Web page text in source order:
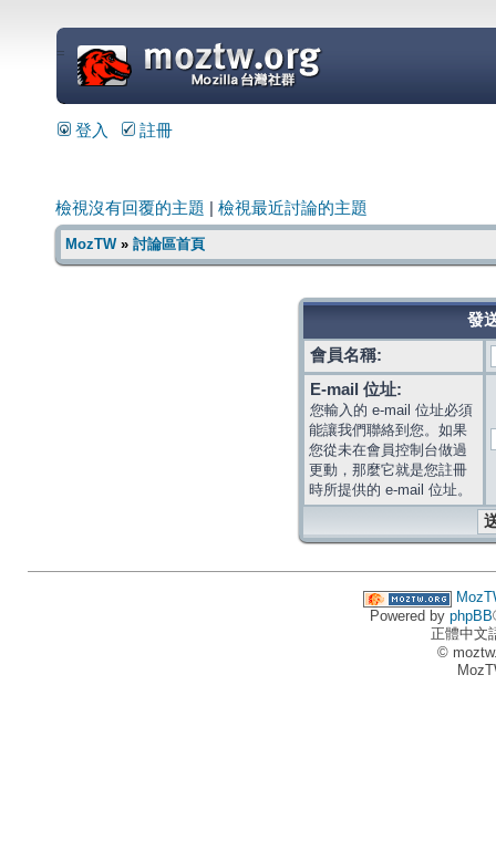
=
登入 註冊
檢視沒有回覆的主題 檢視最近討論的主題
MozTW» 討論區首頁
發
會員名稱:
E-mail 位址:
您輸入的 e-mail 位址必須
能讓我們聯絡到您。如果
您從未在會員控制台做過
更動，那麼它就是您註冊
時所提供的 e-mail 位址。
Powered by phpBB
正體中文
©